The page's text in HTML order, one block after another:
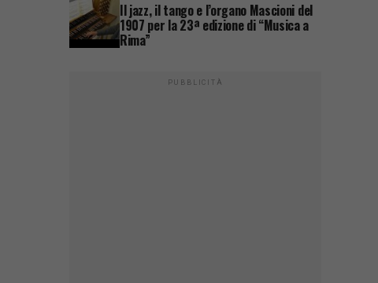
Il jazz, il tango e l’organo Mascioni del
1907 per la 23ª edizione di “Musica a
Rima”
PUBBLICITÀ